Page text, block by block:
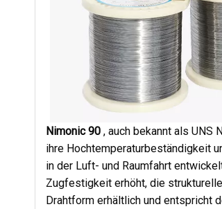
Nimonic 90 , auch bekannt als
ihre Hochtemperaturbeständigkeit
in der Luft- und Raumfahrt
Zugfestigkeit erhöht, die
Drahtform erhältlich und entspricht